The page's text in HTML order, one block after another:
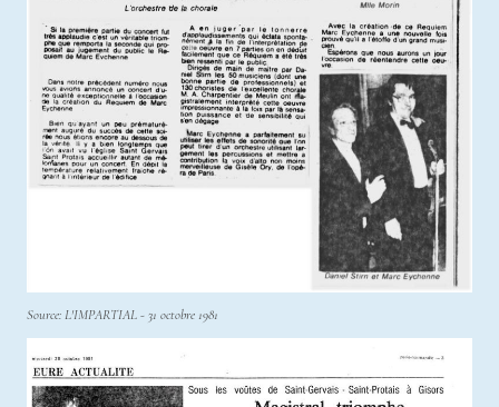
Source: L'IMPARTIAL - 31 octobre 1981